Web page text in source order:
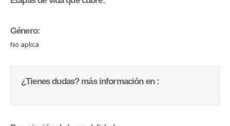
Género:
No aplica
¿Tienes dudas? más información en :